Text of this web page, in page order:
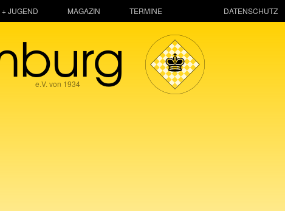
JUGEND MAGAZIN TERMINE
e.V. von 1934
DATENSCHUTZ